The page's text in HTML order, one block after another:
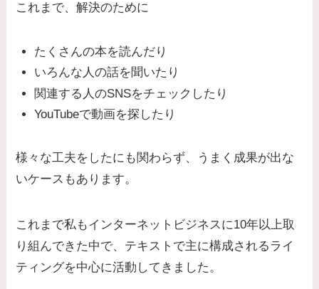
これまで、解決のために
たくさんの本を読んだり
いろんな人の話を聞いたり
関連する人のSNSをチェックしたり
YouTubeで動画を探したり
様々な工夫をしたにも関わらず、うまく成果が出な
いケース もあります。
これまで私もインターネットビジネスに10年以上取
り組んできた中で、テキストで主に構成されるライ
ティングを中心に活動してきました。